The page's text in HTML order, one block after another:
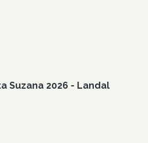
Suzana 2026 - Landal